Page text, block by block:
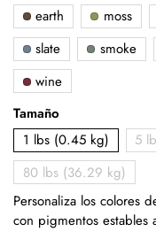
earth
moss
slate
smoke
wine
Tamaño
1 lbs (0.45 kg)
5
80 lbs (36.29 kg)
Personaliza los colores
con pigmentos estables